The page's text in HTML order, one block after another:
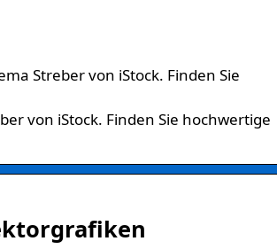
Streber von iStock. Finden Sie
von iStock. Finden Sie hochwertige